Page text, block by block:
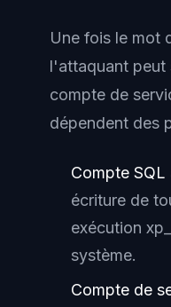
Une fois le mot
l'attaquant peut
compte de
dépendent des
Compte SQL
écriture de
exécution
système.
Compte de